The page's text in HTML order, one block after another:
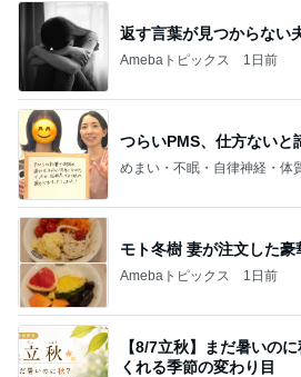
返す言葉が見つからない
Amebaトピックス 1日前
つらいPMS、仕方ないと
めまい・不眠・自律神経・体
モト冬樹 妻が注文した豪
Amebaトピックス 1日前
【8/7立秋】まだ暑いの
くれる季節の変わり目